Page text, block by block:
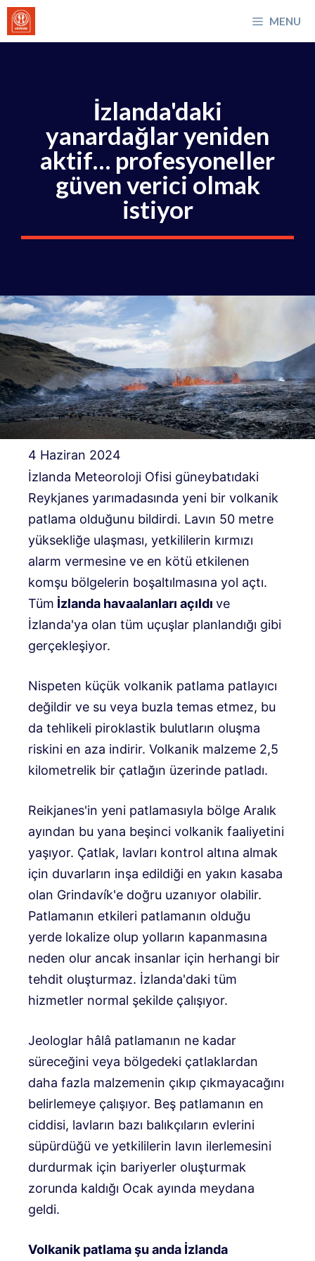
İçeriğe
atla
MENU
İzlanda'daki
yanardağlar yeniden
aktif… profesyoneller
güven verici olmak
istiyor
4 Haziran 2024
İzlanda Meteoroloji Ofisi güneybatıdaki
Reykjanes yarımadasında yeni bir volkanik
patlama olduğunu bildirdi. Lavın 50 metre
yüksekliğe ulaşması, yetkililerin kırmızı
alarm vermesine ve en kötü etkilenen
komşu bölgelerin boşaltılmasına yol açtı.
Tüm İzlanda havaalanları açıldı ve
İzlanda'ya olan tüm uçuşlar planlandığı gibi
gerçekleşiyor.
Nispeten küçük volkanik patlama patlayıcı
değildir ve su veya buzla temas etmez, bu
da tehlikeli piroklastik bulutların oluşma
riskini en aza indirir. Volkanik malzeme 2,5
kilometrelik bir çatlağın üzerinde patladı.
Reikjanes'in yeni patlamasıyla bölge Aralık
ayından bu yana beşinci volkanik faaliyetini
yaşıyor. Çatlak, lavları kontrol altına almak
için duvarların inşa edildiği en yakın kasaba
olan Grindavík'e doğru uzanıyor olabilir.
Patlamanın etkileri patlamanın olduğu
yerde lokalize olup yolların kapanmasına
neden olur ancak insanlar için herhangi bir
tehdit oluşturmaz. İzlanda'daki tüm
hizmetler normal şekilde çalışıyor.
Jeologlar hâlâ patlamanın ne kadar
süreceğini veya bölgedeki çatlaklardan
daha fazla malzemenin çıkıp çıkmayacağını
belirlemeye çalışıyor. Beş patlamanın en
ciddisi, lavların bazı balıkçıların evlerini
süpürdüğü ve yetkililerin lavın ilerlemesini
durdurmak için bariyerler oluşturmak
zorunda kaldığı Ocak ayında meydana
geldi.
Volkanik patlama şu anda İzlanda